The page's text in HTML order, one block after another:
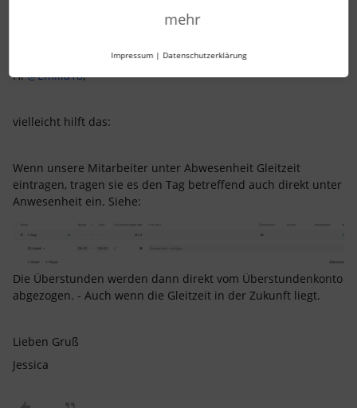
Hi ​@Emilia18,
vielleicht hilft das:
Wenn unsere Mitarbeiter unter Abwesenheit Gleitzeit
eintragen, tragen sie es den Tag betreffend auch direkt unter
Anwesenheit ein. Siehe:
Die Überstunden werden dann direkt vom Überstundenkonto
abgezogen. - Auch wenn die Gleitzeit in der Zukunft liegt.
Lieben Gruß
Jessica
mehr
Impressum | Datenschutzerklärung